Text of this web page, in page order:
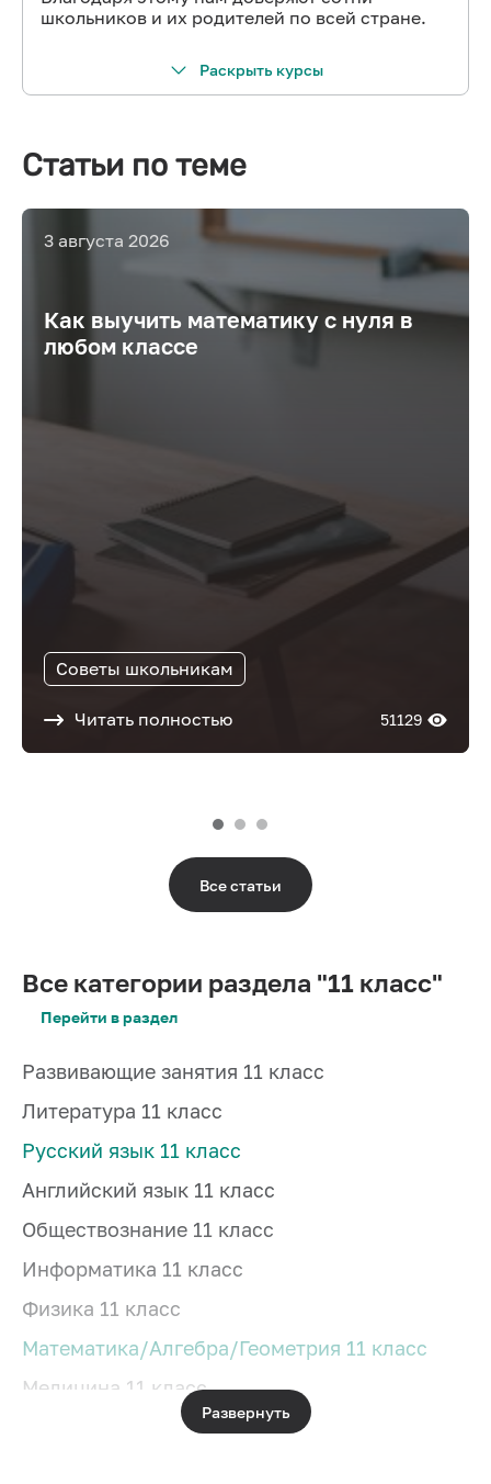
школьников и их родителей по всей стране.
Раскрыть курсы
Статьи по теме
3 августа 2026
Как выучить математику с нуля в
любом классе
Советы школьникам
Читать полностью 51129
Все статьи
Все категории раздела "11 класс"
Перейти в раздел
Развивающие занятия 11 класс
Литература 11 класс
Русский язык 11 класс
Английский язык 11 класс
Обществознание 11 класс
Информатика 11 класс
Физика 11 класс
Математика/Алгебра/Геометрия 11 класс
Медицина 11 класс
Биология 11 класс
Развернуть